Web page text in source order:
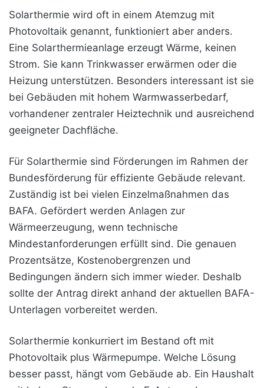
Solarthermie wird oft in einem Atemzug mit
Photovoltaik genannt, funktioniert aber anders.
Eine Solarthermieanlage erzeugt Wärme, keinen
Strom. Sie kann Trinkwasser erwärmen oder die
Heizung unterstützen. Besonders interessant ist sie
bei Gebäuden mit hohem Warmwasserbedarf,
vorhandener zentraler Heiztechnik und ausreichend
geeigneter Dachfläche.
Für Solarthermie sind Förderungen im Rahmen der
Bundesförderung für effiziente Gebäude relevant.
Zuständig ist bei vielen Einzelmaßnahmen das
BAFA. Gefördert werden Anlagen zur
Wärmeerzeugung, wenn technische
Mindestanforderungen erfüllt sind. Die genauen
Prozentsätze, Kostenobergrenzen und
Bedingungen ändern sich immer wieder. Deshalb
sollte der Antrag direkt anhand der aktuellen BAFA-
Unterlagen vorbereitet werden.
Solarthermie konkurriert im Bestand oft mit
Photovoltaik plus Wärmepumpe. Welche Lösung
besser passt, hängt vom Gebäude ab. Ein Haushalt